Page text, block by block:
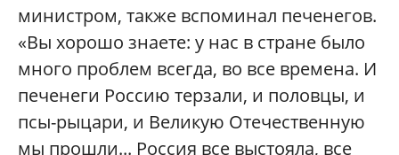
министром, также вспоминал печенегов.
«Вы хорошо знаете: у нас в стране было
много проблем всегда, во все времена. И
печенеги Россию терзали, и половцы, и
псы-рыцари, и Великую Отечественную
мы прошли... Россия все выстояла, все